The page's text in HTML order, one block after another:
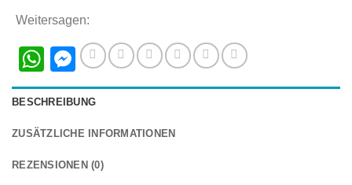
Weitersagen:
WhatsApp
Messenger
BESCHREIBUNG
ZUSÄTZLICHE INFORMATIONEN
REZENSIONEN (0)